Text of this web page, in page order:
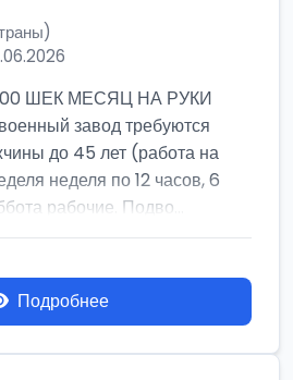
ШЕК МЕСЯЦ НА РУКИ
завод требуются
до 45 лет (работа на
неделя по 12 часов, 6
рабочие. Подво...
Подробнее